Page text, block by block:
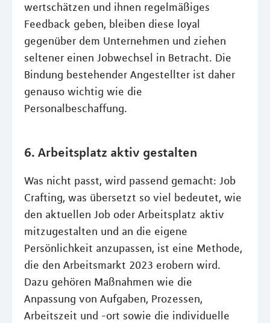
wertschätzen und ihnen regelmäßiges
Feedback geben, bleiben diese loyal
gegenüber dem Unternehmen und ziehen
seltener einen Jobwechsel in Betracht. Die
Bindung bestehender Angestellter ist daher
genauso wichtig wie die
Personalbeschaffung.
6. Arbeitsplatz aktiv gestalten
Was nicht passt, wird passend gemacht: Job
Crafting, was übersetzt so viel bedeutet, wie
den aktuellen Job oder Arbeitsplatz aktiv
mitzugestalten und an die eigene
Persönlichkeit anzupassen, ist eine Methode,
die den Arbeitsmarkt 2023 erobern wird.
Dazu gehören Maßnahmen wie die
Anpassung von Aufgaben, Prozessen,
Arbeitszeit und -ort sowie die individuelle